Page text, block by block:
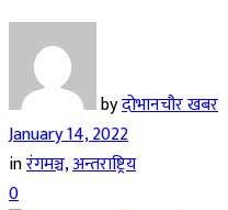
byदोभानचौर खबर
January 14, 2022
inरंगमञ्च,अन्तराष्ट्रिय
0